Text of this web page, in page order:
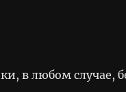
в любом случае,